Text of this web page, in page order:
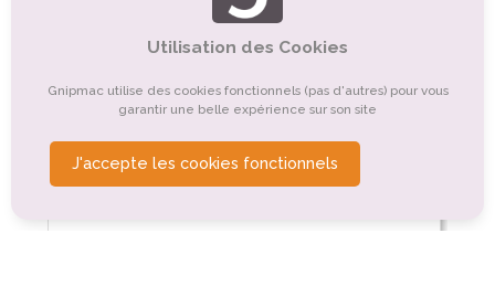
Snack = restauration rapide
Pizzeria
Plats élaborés avec des produits locaux
Spécialités régionales
Plats végétariens
Utilisation des Cookies
Gnipmac utilise des cookies fonctionnels (pas d'autres) pour vous
garantir une belle expérience sur son site
J'accepte les cookies fonctionnels